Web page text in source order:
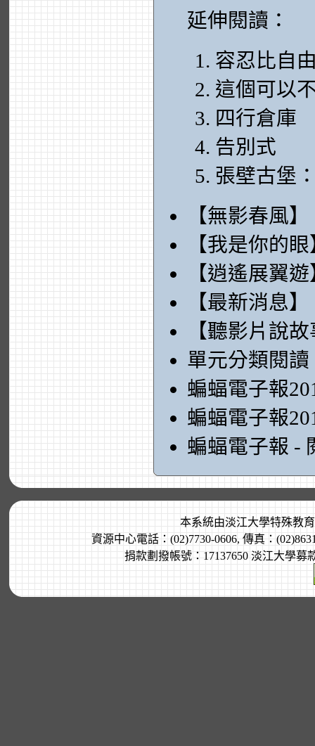
延伸閱讀：
容忍比自
這個可以
四行倉庫
告別式
張壁古堡
【無影春風】
【我是你的
【逍遙展翼
【最新消息】
【聽影片說
單元分類閱讀
蝙蝠電子報
蝙蝠電子報
蝙蝠電子報 -
本系統由淡江大學特殊教
資源中心電話：(02)7730-0606, 傳真：
捐款劃撥帳號：17137650 淡江大學